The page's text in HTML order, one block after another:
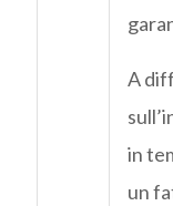
A
in
un